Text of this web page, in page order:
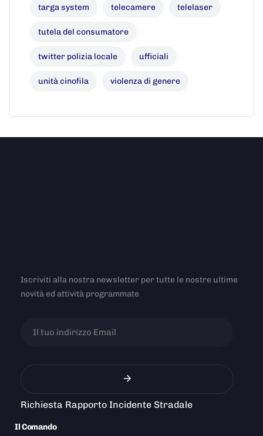
targa system telecamere telelaser
tutela del consumatore
twitter polizia locale ufficiali
unità cinofila violenza di genere
Iscriviti alla nostra newsletter per tutte le nostre ultime
novità ed attività programmate
Richiesta Rapporto Incidente Stradale
Il Comando